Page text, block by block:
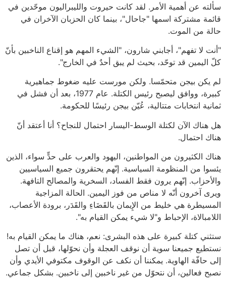
سألته عن أهمية الأمر. لقد كانت حيروت والليبراليون موحّدين في
قائمة مشتركة اسمها "جاحال"، بينما كان الحزبان الآخران في
حالة من الموت.
"أنت لا تفهم"، أجابني شارون، "الشيء المهم هو إقناع الناخبين بأنّ
كلّ اليمين قد توحّد، بحيث لم يبق أحدٌ في الخارج".
لم يكن بيجن متحمّسا. ولكن مورست عليه ضغوط جماهيرية
كبيرة، ووافق ليصبح رئيس الكتلة. عام 1977، بعد أن فشل في
ثمانية انتخابات متتالية، عُيّن بيجن رئيسًا للحكومة.
هل هناك الآن لكتلة الوسط-اليسار احتمال للنجاح؟ أنا أعتقد أنّ
هناك احتمال.
هناك الكثيرون من المواطنين، اليهود والعرب على حدٍّ سواء، الذين
يئسوا من المنظومة السياسية. إنّهم يحتقرون جميع السياسيين
والأحزاب. إنّهم يرون فقط الفساد، السخرية والمصالح التافهة.
ويرى آخرون أنّه لا مناص من فوز اليمين. الحالة المزاجية
المسيطرة هي خليط من الإِيمان بالقَضَاءِ والقَدَر، برودة الأعصاب،
اللامبالاة، الإحباط و"لا شيء يمكن القيام به".
ستثني كتلة كبيرة على هذه البشرى: نعم، هناك ما يمكن القيام به!
نستطيع جميعنا سوية أن نوقف العجلة وأن نحوّلها، قبل أن تصل
إلى حافّة الهاوية. يمكننا أن نكف عن الوقوف مكتوفي الأيدي وأن
نصبح فعالين، أن نتحوّل من غير ناخبين إلى ناخبين. بشكل جماعي.